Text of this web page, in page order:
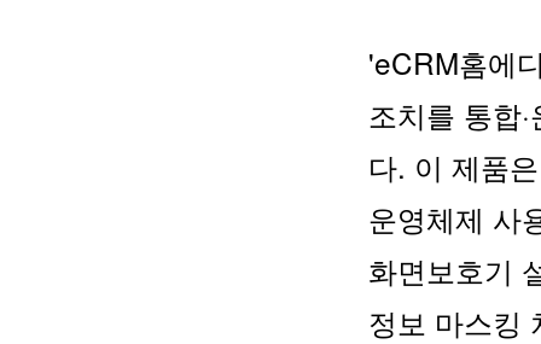
'eCRM홈에
조치를 통합
다. 이 제품
운영체제 사
화면보호기
정보 마스킹